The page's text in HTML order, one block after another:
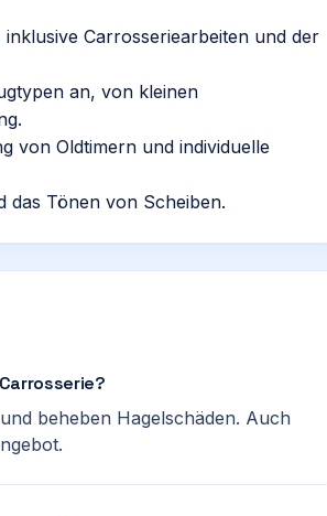
Carrosseriearbeiten und der
an, von kleinen
von Oldtimern und individuelle
Tönen von Scheiben.
beheben Hagelschäden. Auch